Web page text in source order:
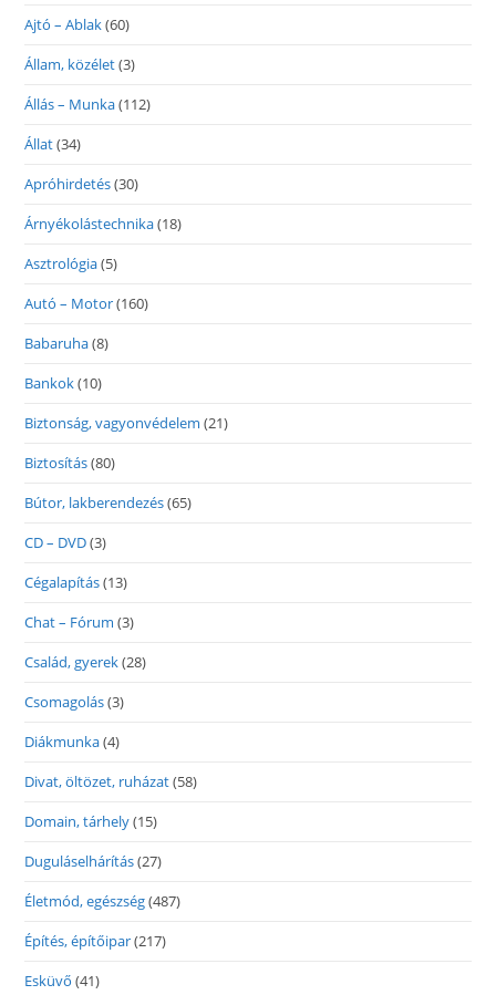
Ajtó – Ablak(60)
Állam, közélet(3)
Állás – Munka(112)
Állat(34)
Apróhirdetés(30)
Árnyékolástechnika(18)
Asztrológia(5)
Autó – Motor(160)
Babaruha(8)
Bankok(10)
Biztonság, vagyonvédelem (21)
Biztosítás(80)
Bútor, lakberendezés(65)
CD – DVD(3)
Cégalapítás(13)
Chat – Fórum (3)
Család, gyerek(28)
Csomagolás(3)
Diákmunka(4)
Divat, öltözet, ruházat(58)
Domain, tárhely(15)
Duguláselhárítás(27)
Életmód, egészség(487)
Építés, építőipar(217)
Esküvő (41)